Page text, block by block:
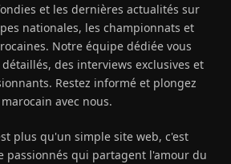
et les dernières actualités sur
nationales, les championnats et
Notre équipe dédiée vous
des interviews exclusives et
Restez informé et plongez
avec nous.
plus qu'un simple site web, c'est
passionnés qui partagent l'amour du